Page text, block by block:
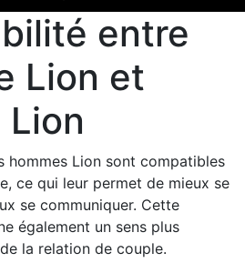
entre
Lion et
Lion
hommes Lion sont compatibles
ce qui leur permet de mieux se
se communiquer. Cette
également un sens plus
la relation de couple.